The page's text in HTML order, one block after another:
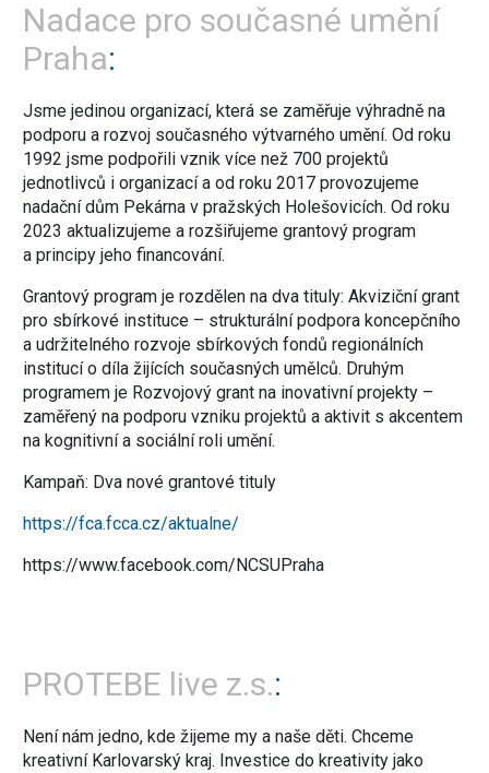
Nadace pro současné umění
Praha
Jsme jedinou organizací, která se zaměřuje výhradně na
podporu a rozvoj současného výtvarného umění. Od roku
1992 jsme podpořili vznik více než 700 projektů
jednotlivců i organizací a od roku 2017 provozujeme
nadační dům Pekárna v pražských Holešovicích. Od roku
2023 aktualizujeme a rozšiřujeme grantový program
a principy jeho financování.
Grantový program je rozdělen na dva tituly: Akviziční grant
pro sbírkové instituce – strukturální podpora koncepčního
a udržitelného rozvoje sbírkových fondů regionálních
institucí o díla žijících současných umělců. Druhým
programem je Rozvojový grant na inovativní projekty –
zaměřený na podporu vzniku projektů a aktivit s akcentem
na kognitivní a sociální roli umění.
Kampaň: Dva nové grantové tituly
https://fca.fcca.cz/aktualne/
https://www.facebook.com/NCSUPraha
PROTEBE live z.s.
Není nám jedno, kde žijeme my a naše děti. Chceme
kreativní Karlovarský kraj. Investice do kreativity jako